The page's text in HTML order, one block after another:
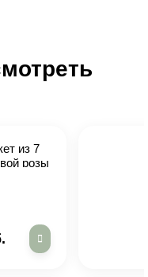
из 7
розы